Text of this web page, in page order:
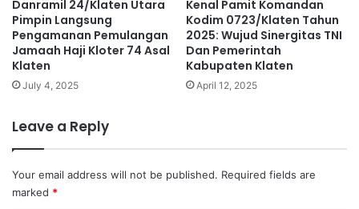
Danramil 24/Klaten Utara
Pimpin Langsung
Pengamanan Pemulangan
Jamaah Haji Kloter 74 Asal
Klaten
July 4, 2025
Kenal Pamit Komandan
Kodim 0723/Klaten Tahun
2025: Wujud Sinergitas TNI
Dan Pemerintah
Kabupaten Klaten
April 12, 2025
Leave a Reply
Your email address will not be published. Required fields are
marked *